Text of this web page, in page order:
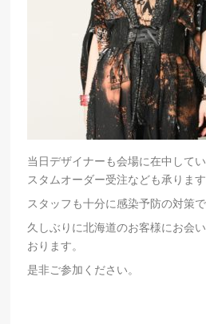
当日デザイナーも会場に在中して
スタムオーダー受注なども承ります
スタッフも十分に感染予防の対策
久しぶりに北海道のお客様にお会
おります。
是非ご参加ください。